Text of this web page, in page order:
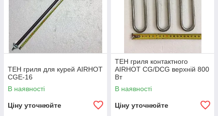
ТЕН гриля для курей AIRHOT
CGE-16
В наявності
Ціну уточнюйте
ТЕН гриля контактного
AIRHOT CG/DCG верхній 800
Вт
В наявності
Ціну уточнюйте